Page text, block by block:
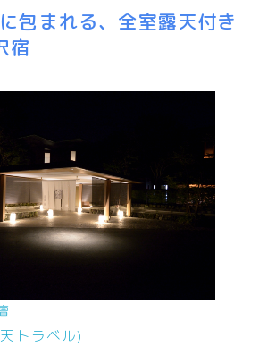
包まれる、全室露天付き
宿
トラベル)